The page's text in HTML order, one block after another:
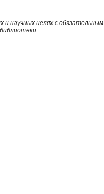
и научных целях с обязательным